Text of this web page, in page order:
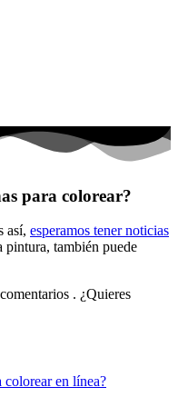
para colorear?
así, esperamos tener noticias
pintura, también puede
. ¿Quieres
colorear en línea?